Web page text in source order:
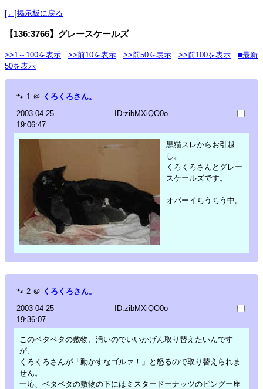
[←]掲示板に戻る
【136:3766】グレースケールズ
>>1～100を表示 >>前10を表示 >>前50を表示 >>前100を表示
■最新
50を表示
🐾 1 ＠ くろくろさん。
2003-04-25
19:06:47
ID:zibMXiQO0o
黒猫スレからお引越
し。
くろくろさんとグレー
スケールズです。
オパーイちうちう中。
🐾 2 ＠ くろくろさん。
2003-04-25
19:36:07
ID:zibMXiQO0o
このベタベタの敷物、汚いのでいいかげん取り替えたいんです
が、
くろくろさんが「動かすなゴルァ！」と怒るので取り替えられま
せん。
一応、ベタベタの敷物の下にはミスタードーナッツのピングー座